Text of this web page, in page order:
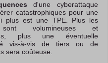
d'une cyberattaque
catastrophiques pour une
plus est une TPE. Plus les
volumineuses et
plus une éventuelle
vis-à-vis de tiers ou de
sera coûteuse.